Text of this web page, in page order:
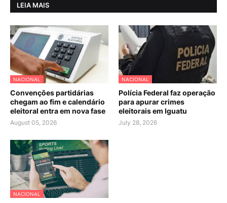
LEIA MAIS
NACIONAL
Convenções partidárias
chegam ao fim e calendário
eleitoral entra em nova fase
August 05, 2026
NACIONAL
Polícia Federal faz operação
para apurar crimes
eleitorais em Iguatu
July 28, 2026
NACIONAL